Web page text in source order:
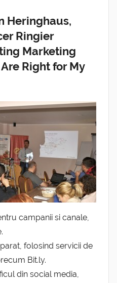
Heringhaus,
Ringier
Marketing
Right for My
campanii si canale,
folosind servicii de
Bit.ly.
din social media,